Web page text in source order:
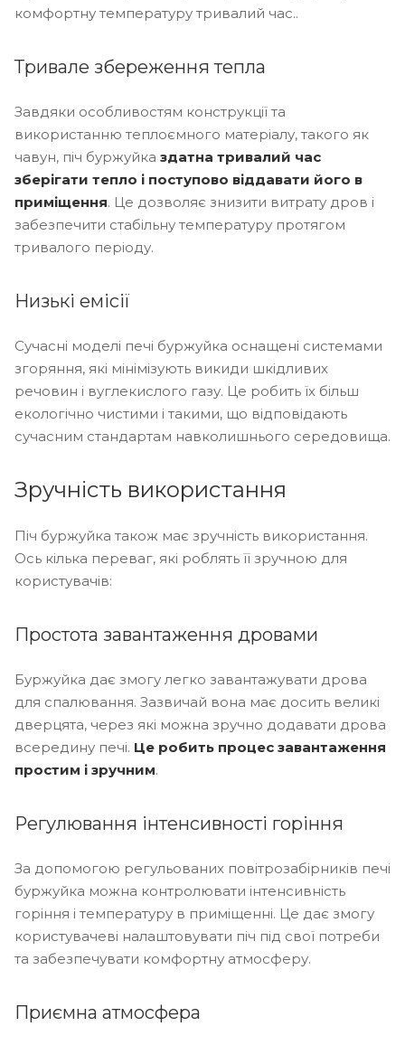
комфортну температуру тривалий час..
Тривале збереження тепла
Завдяки особливостям конструкції та
використанню теплоємного матеріалу, такого як
чавун, піч буржуйка здатна тривалий час
зберігати тепло і поступово віддавати його в
приміщення. Це дозволяє знизити витрату дров і
забезпечити стабільну температуру протягом
тривалого періоду.
Низькі емісії
Сучасні моделі печі буржуйка оснащені системами
згоряння, які мінімізують викиди шкідливих
речовин і вуглекислого газу. Це робить їх більш
екологічно чистими і такими, що відповідають
сучасним стандартам навколишнього середовища.
Зручність використання
Піч буржуйка також має зручність використання.
Ось кілька переваг, які роблять її зручною для
користувачів:
Простота завантаження дровами
Буржуйка дає змогу легко завантажувати дрова
для спалювання. Зазвичай вона має досить великі
дверцята, через які можна зручно додавати дрова
всередину печі. Це робить процес завантаження
простим і зручним.
Регулювання інтенсивності горіння
За допомогою регульованих повітрозабірників печі
буржуйка можна контролювати інтенсивність
горіння і температуру в приміщенні. Це дає змогу
користувачеві налаштовувати піч під свої потреби
та забезпечувати комфортну атмосферу.
Приємна атмосфера